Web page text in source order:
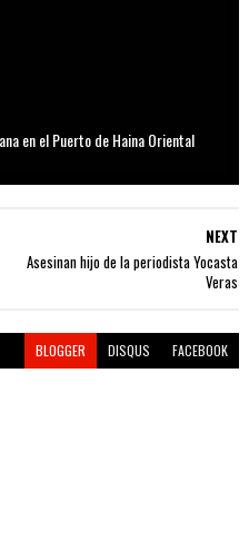
en el Puerto de Haina Oriental
NEXT
Asesinan hijo de la periodista Yocasta
Veras
BLOGGER DISQUS FACEBOOK